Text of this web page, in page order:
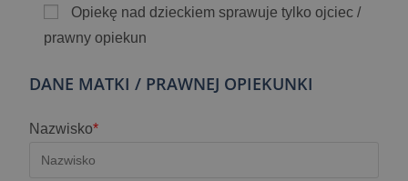
Opiekę nad dzieckiem sprawuje tylko ojciec /
prawny opiekun
DANE MATKI / PRAWNEJ OPIEKUNKI
Nazwisko*